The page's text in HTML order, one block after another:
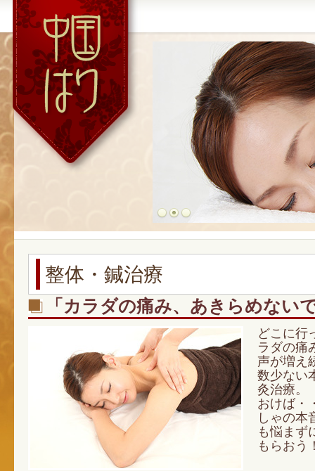
中国はり
READ MORE
整体・鍼治療
「カラダの痛み、あきらめない
どこに行
ラダの痛
声が増え
数少ない
灸治療。
おけば・
しゃの本
も悩まず
もらおう